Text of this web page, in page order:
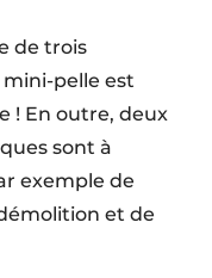
de trois
pelle est
! En outre, deux
sont à
exemple de
et de